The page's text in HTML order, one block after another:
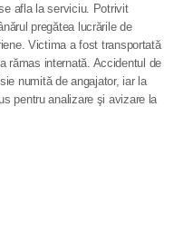
afla la serviciu. Potrivit
pregătea lucrările de
Victima a fost transportată
rămas internată. Accidentul de
numită de angajator, iar la
pentru analizare şi avizare la